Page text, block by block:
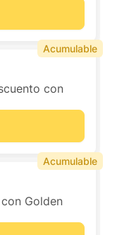
con
Acumulable
Golden
Acumulable